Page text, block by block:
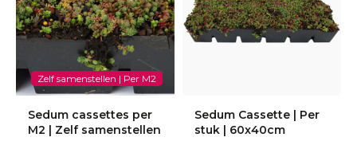
Zelf samenstellen | Per M2
Sedum cassettes per
M2 | Zelf samenstellen
Sedum Cassette | Per
stuk | 60x40cm